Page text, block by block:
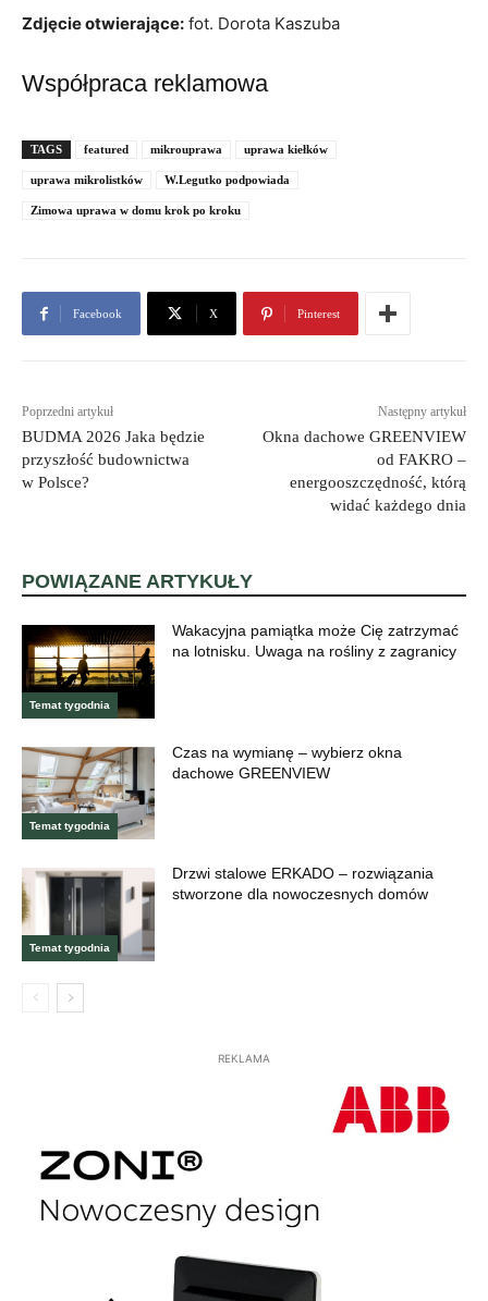
Zdjęcie otwierające: fot. Dorota Kaszuba
Współpraca reklamowa
TAGS featured mikrouprawa uprawa kiełków
uprawa mikrolistków W.Legutko podpowiada
Zimowa uprawa w domu krok po kroku
Facebook X Pinterest
Poprzedni artykuł
BUDMA 2026 Jaka będzie
przyszłość budownictwa
w Polsce?
Następny artykuł
Okna dachowe GREENVIEW
od FAKRO –
energooszczędność, którą
widać każdego dnia
POWIĄZANE ARTYKUŁY
Temat tygodnia
Wakacyjna pamiątka może Cię zatrzymać
na lotnisku. Uwaga na rośliny z zagranicy
Temat tygodnia
Czas na wymianę – wybierz okna
dachowe GREENVIEW
Temat tygodnia
Drzwi stalowe ERKADO – rozwiązania
stworzone dla nowoczesnych domów
REKLAMA